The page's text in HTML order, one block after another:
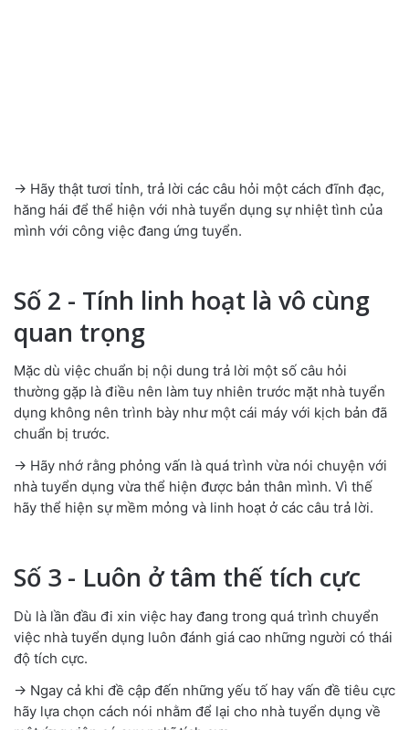
→ Hãy thật tươi tỉnh, trả lời các câu hỏi một cách đĩnh đạc,
hăng hái để thể hiện với nhà tuyển dụng sự nhiệt tình của
mình với công việc đang ứng tuyển.
Số 2 - Tính linh hoạt là vô cùng
quan trọng
Mặc dù việc chuẩn bị nội dung trả lời một số câu hỏi
thường gặp là điều nên làm tuy nhiên trước mặt nhà tuyển
dụng không nên trình bày như một cái máy với kịch bản đã
chuẩn bị trước.
→ Hãy nhớ rằng phỏng vấn là quá trình vừa nói chuyện với
nhà tuyển dụng vừa thể hiện được bản thân mình. Vì thế
hãy thể hiện sự mềm mỏng và linh hoạt ở các câu trả lời.
Số 3 - Luôn ở tâm thế tích cực
Dù là lần đầu đi xin việc hay đang trong quá trình chuyển
việc nhà tuyển dụng luôn đánh giá cao những người có thái
độ tích cực.
→ Ngay cả khi đề cập đến những yếu tố hay vấn đề tiêu cực
hãy lựa chọn cách nói nhằm để lại cho nhà tuyển dụng về